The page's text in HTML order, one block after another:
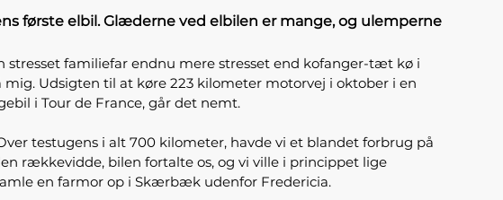
første elbil. Glæderne ved elbilen er mange, og ulemperne
familiefar endnu mere stresset end kofanger-tæt kø i
Udsigten til at køre 223 kilometer motorvej i oktober i en
i Tour de France, går det nemt.
testugens i alt 700 kilometer, havde vi et blandet forbrug på
rækkevidde, bilen fortalte os, og vi ville i princippet lige
en farmor op i Skærbæk udenfor Fredericia.